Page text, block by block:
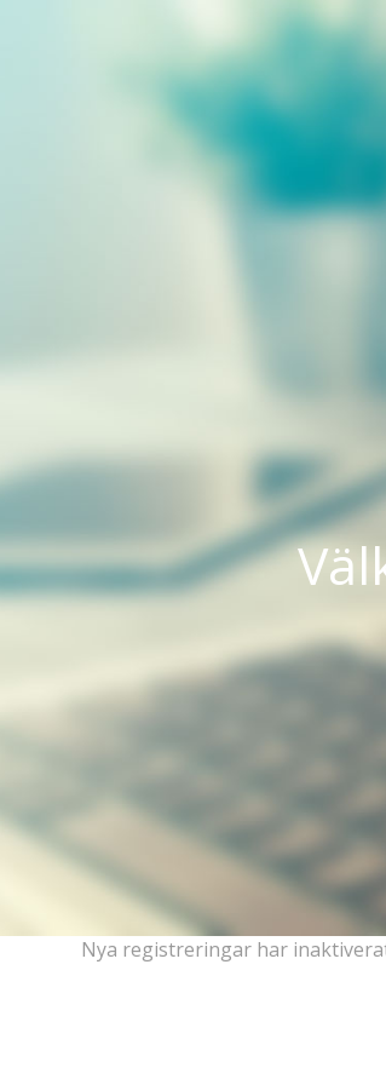
Nya registreringar har